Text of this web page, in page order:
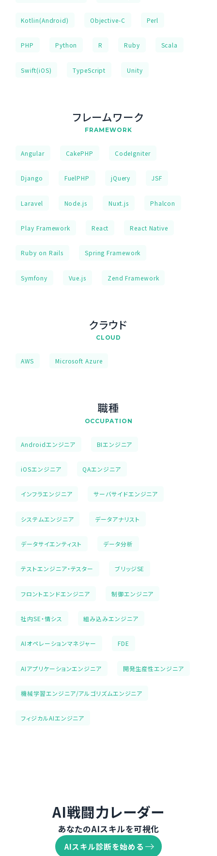
Kotlin(Android) Objective-C Perl
PHP Python R Ruby Scala
Swift(iOS) TypeScript Unity
フレームワーク
FRAMEWORK
Angular CakePHP CodeIgniter
Django FuelPHP jQuery JSF
Laravel Node.js Nuxt.js Phalcon
Play Framework React React Native
Ruby on Rails Spring Framework
Symfony Vue.js Zend Framework
クラウド
CLOUD
AWS Microsoft Azure
職種
OCCUPATION
Androidエンジニア BIエンジニア
iOSエンジニア QAエンジニア
インフラエンジニア サーバサイドエンジニア
システムエンジニア データアナリスト
データサイエンティスト データ分析
テストエンジニア・テスター ブリッジSE
フロントエンドエンジニア 制御エンジニア
社内SE・情シス 組み込みエンジニア
AIオペレーションマネジャー FDE
AIアプリケーションエンジニア 開発生産性エンジニア
機械学習エンジニア/アルゴリズムエンジニア
フィジカルAIエンジニア
AI戦闘力レーダー
あなたのAIスキルを可視化
AIスキル診断を始める